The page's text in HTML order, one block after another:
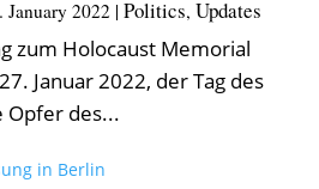
January 2022 | Politics, Updates
zum Holocaust Memorial
Januar 2022, der Tag des
Opfer des...